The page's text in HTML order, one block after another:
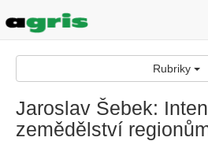
Rubriky
Jaroslav Šebek:
zemědělství